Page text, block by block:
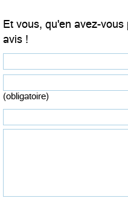
Et vous, qu'en avez-
avis !
(obligatoire)